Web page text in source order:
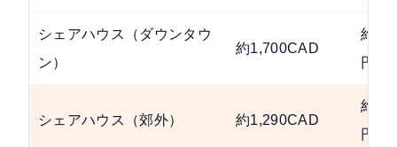
シェアハウス（ダウンタウ
ン）
約1,700CAD
約
円
シェアハウス（郊外） 約1,290CAD
約
円